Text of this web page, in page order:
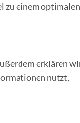
zu einem optimalen
erklären
nutzt,